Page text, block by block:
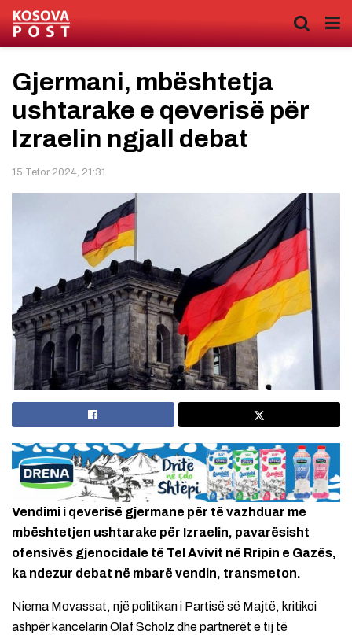
Gjermani, mbështetja
ushtarake e qeverisë për
Izraelin ngjall debat
15 Tetor 2024, 21:31
Vendimi i qeverisë gjermane për të vazhduar me
mbështetjen ushtarake për Izraelin, pavarësisht
ofensivës gjenocidale të Tel Avivit në Rripin e Gazës,
ka ndezur debat në mbarë vendin, transmeton.
Niema Movassat, një politikan i Partisë së Majtë, kritikoi
ashpër kancelarin Olaf Scholz dhe partnerët e tij të